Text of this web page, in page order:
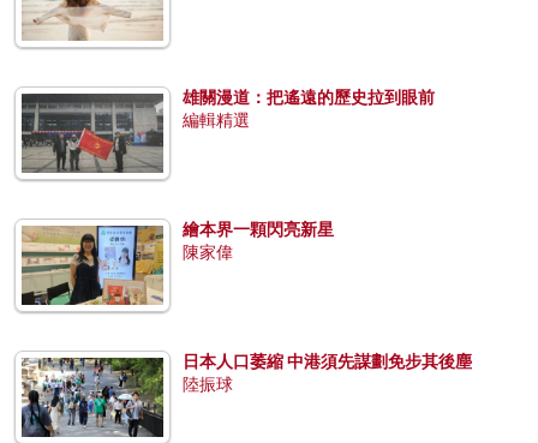
雄關漫道：把遙遠的歷史拉到眼前
編輯精選
繪本界一顆閃亮新星
陳家偉
日本人口萎縮 中港須先謀劃免步其後塵
陸振球